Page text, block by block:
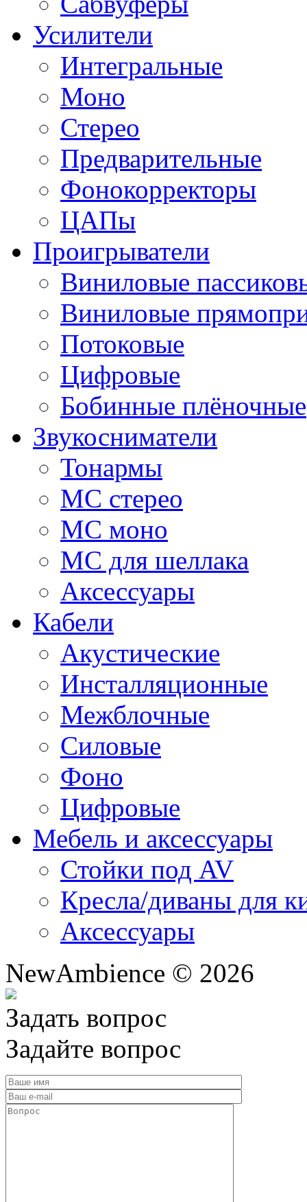
Усилители
Интегральные
Моно
Стерео
Предварительные
Фонокорректоры
ЦАПы
Проигрыватели
Виниловые
Виниловые
Потоковые
Цифровые
Бобинные плёночные
Звукосниматели
Тонармы
МС стерео
МС моно
МС для шеллака
Аксессуары
Кабели
Акустические
Инсталляционные
Межблочные
Силовые
Фоно
Цифровые
Мебель и аксессуары
Стойки под AV
Кресла/диваны для
Аксессуары
NewAmbience © 2026
Задать вопрос
Задайте вопрос